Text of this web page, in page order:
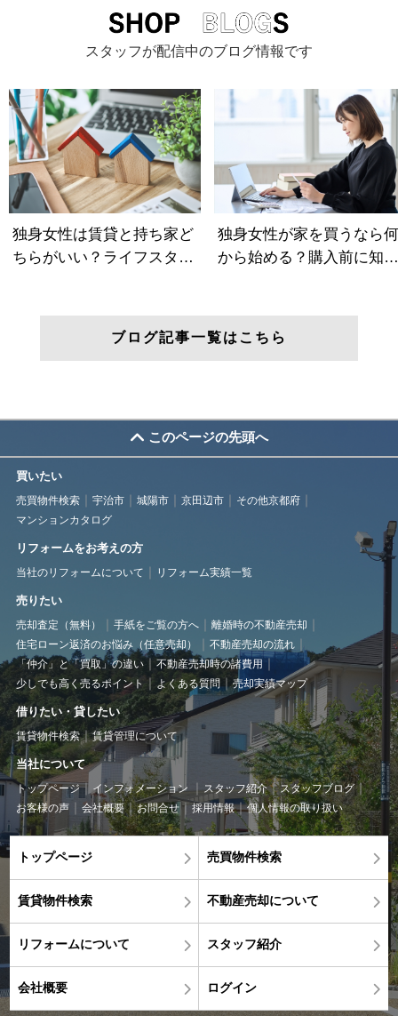
スタッフが配信中のブログ情報です
ブログ記事一覧はこちら
このページの先頭へ
買いたい
売買物件検索 宇治市 城陽市 京田辺市
その他京都府
マンションカタログ
リフォームをお考えの方
当社のリフォームについて リフォーム実績一覧
売りたい
売却査定（無料） 手紙をご覧の方へ
離婚時の不動産売却
住宅ローン返済のお悩み（任意売却）
不動産売却の流れ
「仲介」と「買取」の違い
不動産売却時の諸費用
少しでも高く売るポイント
よくある質問 売却実績マップ
借りたい・貸したい
賃貸物件検索 賃貸管理について
当社について
トップページ インフォメーション スタッフ紹介
スタッフブログ
お客様の声
会社概要 お問合せ 採用情報 個人情報の取り扱い
トップページ 売買物件検索
賃貸物件検索 不動産売却について
リフォームについて スタッフ紹介
会社概要 ログイン